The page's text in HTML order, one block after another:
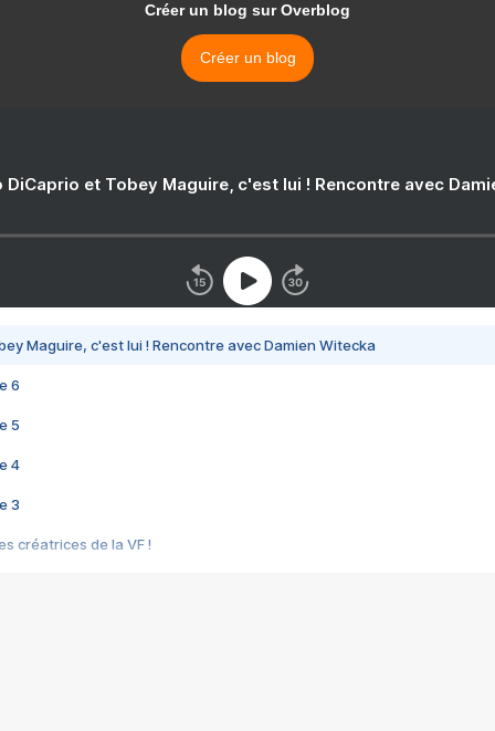
Créer un blog sur Overblog
Créer un blog
DiCaprio et Tobey Maguire, c'est lui ! Rencontre avec
Maguire, c'est lui ! Rencontre avec Damien Witecka
6
5
4
3
créatrices de la VF !